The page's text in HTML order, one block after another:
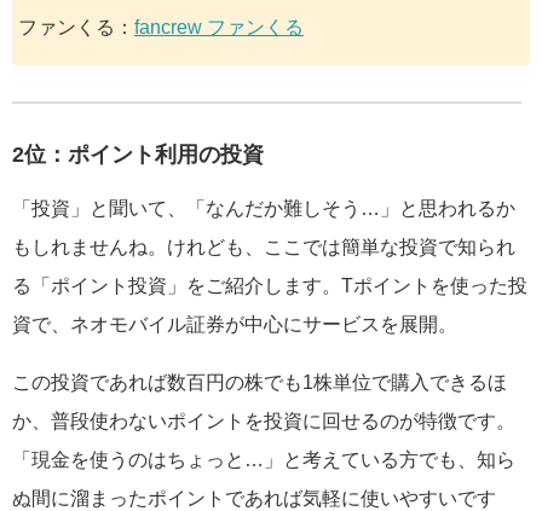
ファンくる： fancrew ファンくる
2位：ポイント利用の投資
「投資」と聞いて、「なんだか難しそう…」と思われるか
もしれませんね。けれども、ここでは簡単な投資で知られ
る「ポイント投資」をご紹介します。Tポイントを使った投
資で、ネオモバイル証券が中心にサービスを展開。
この投資であれば数百円の株でも1株単位で購入できるほ
か、普段使わないポイントを投資に回せるのが特徴です。
「現金を使うのはちょっと…」と考えている方でも、知ら
ぬ間に溜まったポイントであれば気軽に使いやすいです